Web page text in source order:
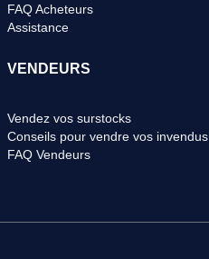
FAQ Acheteurs
Assistance
VENDEURS
Vendez vos surstocks
Conseils pour vendre vos invendus
FAQ Vendeurs